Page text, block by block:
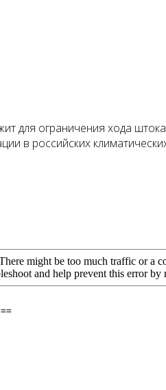
для ограничения хода
в российских